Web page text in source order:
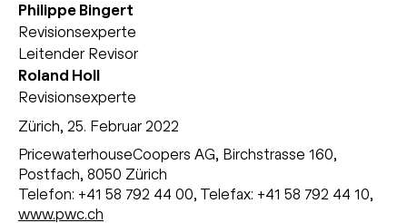
Philippe Bingert
Revisionsexperte
Leitender Revisor
Roland Holl
Revisionsexperte
Zürich, 25. Februar 2022
PricewaterhouseCoopers AG, Birchstrasse 160,
Postfach, 8050 Zürich
Telefon: +41 58 792 44 00, Telefax: +41 58 792 44 10,
www.pwc.ch